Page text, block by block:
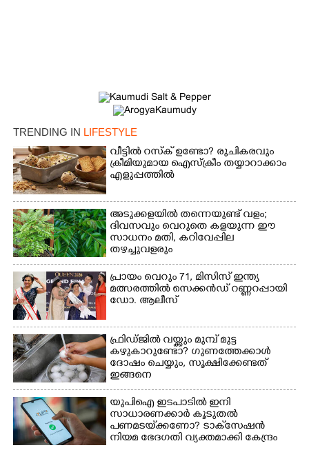
TRENDING IN LIFESTYLE
വീട്ടിൽ റസ്ക് ഉണ്ടോ? രുചികരവും
ക്രീമിയുമായ ഐസ്ക്രീം തയ്യാറാക്കാം
എളുപ്പത്തിൽ
അടുക്കളയിൽ തന്നെയുണ്ട് വളം;
ദിവസവും വെറുതെ കളയുന്ന ഈ
സാധനം മതി, കറിവേപ്പില
തഴച്ചുവളരും
പ്രായം വെറും 71, മിസിസ് ഇന്ത്യ
മത്സരത്തിൽ സെക്കൻഡ് റണ്ണറപ്പായി
ഡോ. ആലീസ്
ഫ്രിഡ്ജിൽ വയ്ക്കും മുമ്പ് മുട്ട
കഴുകാറുണ്ടോ? ഗുണത്തേക്കാൾ
ദോഷം ചെയ്യും,​ സൂക്ഷിക്കേണ്ടത്
ഇങ്ങനെ
യുപിഐ ഇടപാടിൽ ഇനി
സാധാരണക്കാർ കൂടുതൽ
പണമടയ്‌ക്കണോ?​ ടാക്‌സേഷൻ
നിയമ ഭേദഗതി വ്യക്തമാക്കി കേന്ദ്രം